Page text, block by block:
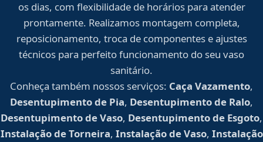
os dias, com flexibilidade de horários para atender
prontamente. Realizamos montagem completa,
reposicionamento, troca de componentes e ajustes
técnicos para perfeito funcionamento do seu vaso
sanitário.
Conheça também nossos serviços: Caça Vazamento,
Desentupimento de Pia, Desentupimento de Ralo,
Desentupimento de Vaso, Desentupimento de Esgoto,
Instalação de Torneira, Instalação de Vaso, Instalação